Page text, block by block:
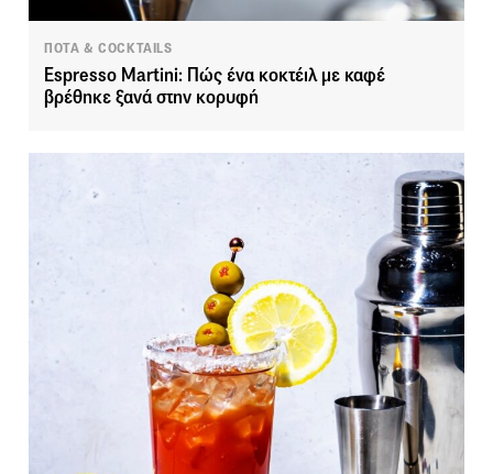
ΠΟΤΑ & COCKTAILS
Espresso Martini: Πώς ένα κοκτέιλ με καφέ
βρέθηκε ξανά στην κορυφή